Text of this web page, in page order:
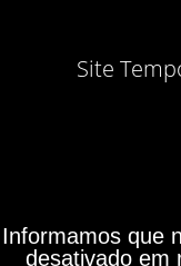
Site
Informamos que
desativado em